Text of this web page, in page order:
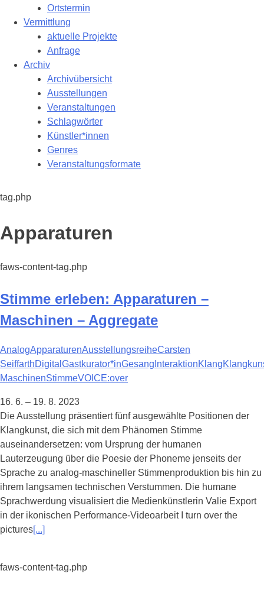
Ortstermin
Vermittlung
aktuelle Projekte
Anfrage
Archiv
Archivübersicht
Ausstellungen
Veranstaltungen
Schlagwörter
Künstler*innen
Genres
Veranstaltungsformate
tag.php
Schlagwort:
Apparaturen
faws-content-tag.php
Stimme erleben: Apparaturen –
Maschinen – Aggregate
AnalogApparaturenAusstellungsreiheCarsten
SeiffarthDigital Gastkurator*inGesang InteraktionKlang
MaschinenStimmeVOICE:over
16. 6. – 19. 8. 2023
Die Ausstellung präsentiert fünf ausgewählte Positionen der
Klangkunst, die sich mit dem Phänomen Stimme
auseinandersetzen: vom Ursprung der humanen
Lauterzeugung über die Poesie der Phoneme jenseits der
Sprache zu analog-maschineller Stimmenproduktion bis hin zu
ihrem langsamen technischen Verstummen. Die humane
Sprachwerdung visualisiert die Medienkünstlerin Valie Export
in der ikonischen Performance-Videoarbeit I turn over the
pictures[...]
faws-content-tag.php